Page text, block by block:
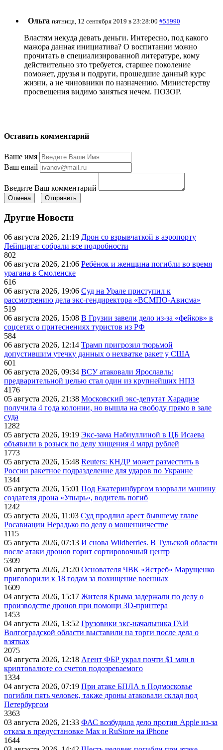
Ольга пятница, 12 сентября 2019 в 23:28:00 #55990
Властям некуда девать деньги. Интересно, под какого
мажора данная инициатива? О воспитании можно
прочитать в специализированной литературе, кому
действительно это требуется, старшее поколение
поможет, друзья и подруги, прошедшие данный курс
жизни, а не чиновники по назначению. Министерству
просвещения видимо заняться нечем. ПОЗОР.
Оставить комментарий
Ваше имя
Ваш email
Введите Ваш комментарий
Отмена Отправить
Другие Новости
06 августа 2026, 21:19 Дрон со взрывчаткой в аэропорту
Лейпцига: собрали все подробности
802
06 августа 2026, 21:06 Ребёнок и женщина погибли во время
урагана в Смоленске
616
06 августа 2026, 19:06 Суд на Урале приступил к
рассмотрению дела экс-гендиректора «ВСМПО-Ависма»
519
06 августа 2026, 15:08 В Грузии завели дело из-за «фейков» в
соцсетях о притеснениях туристов из РФ
584
06 августа 2026, 12:14 Трамп пригрозил тюрьмой
допустившим утечку данных о нехватке ракет у США
601
06 августа 2026, 09:34 ВСУ атаковали Ярославль:
предварительной целью стал один из крупнейших НПЗ
4176
05 августа 2026, 21:38 Московский экс-депутат Харадизе
получила 4 года колонии, но вышла на свободу прямо в зале
суда
1282
05 августа 2026, 19:19 Экс-зама Набиуллиной в ЦБ Исаева
объявили в розыск по делу хищения 4 млрд рублей
1773
05 августа 2026, 15:48 Reuters: КНДР может разместить в
России ракетное подразделение для ударов по Украине
1344
05 августа 2026, 15:01 Под Екатеринбургом взорвали машину
создателя дрона «Упырь», водитель погиб
1242
05 августа 2026, 11:03 Суд продлил арест бывшему главе
Росавиации Нерадько по делу о мошенничестве
1115
05 августа 2026, 07:13 И снова Wildberries. В Тульской области
после атаки дронов горит сортировочный центр
5309
04 августа 2026, 21:20 Основателя ЧВК «Ястреб» Марущенко
приговорили к 18 годам за похищение военных
1609
04 августа 2026, 15:17 Жителя Крыма задержали по делу о
производстве дронов при помощи 3D‑принтера
1453
04 августа 2026, 13:52 Грузовики экс-начальника ГАИ
Волгоградской области выставили на торги после дела о
взятках
2075
04 августа 2026, 12:18 Агент ФБР украл почти $1 млн в
криптовалюте со счетов подозреваемого
1334
04 августа 2026, 07:19 При атаке БПЛА в Подмосковье
погибли пять человек, также дроны атаковали склад под
Петербургом
3363
03 августа 2026, 21:33 ФАС возбудила дело против Apple из-за
отказа в предустановке Max и RuStore на iPhone
1644